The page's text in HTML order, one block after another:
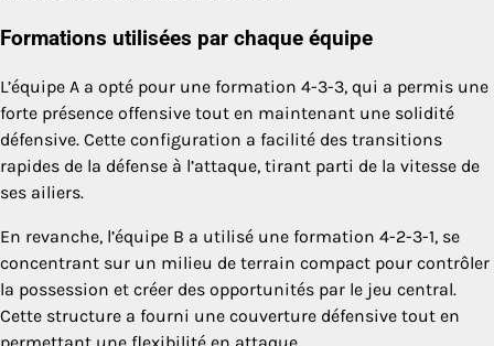
Formations utilisées par chaque équipe
L’équipe A a opté pour une formation 4-3-3, qui a permis une
forte présence offensive tout en maintenant une solidité
défensive. Cette configuration a facilité des transitions
rapides de la défense à l’attaque, tirant parti de la vitesse de
ses ailiers.
En revanche, l’équipe B a utilisé une formation 4-2-3-1, se
concentrant sur un milieu de terrain compact pour contrôler
la possession et créer des opportunités par le jeu central.
Cette structure a fourni une couverture défensive tout en